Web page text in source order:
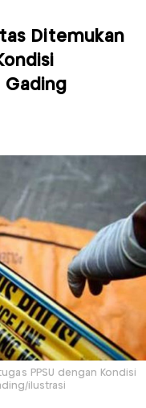
Ditemukan
Gading
PPSU dengan Kondisi
ilustrasi